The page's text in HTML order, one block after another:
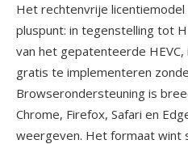
Het rechtenvrije
pluspunt: in tegenstelling tot
van het gepatenteerde HEVC,
gratis te implementeren
Browserondersteuning is
Chrome, Firefox, Safari en
weergeven. Het formaat wint